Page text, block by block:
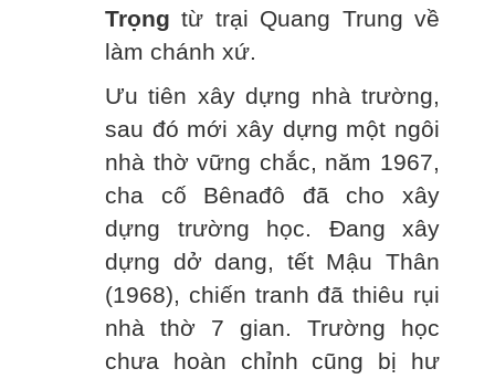
Trọng từ trại Quang Trung về
làm chánh xứ.
Ưu tiên xây dựng nhà trường,
sau đó mới xây dựng một ngôi
nhà thờ vững chắc, năm 1967,
cha cố Bênađô đã cho xây
dựng trường học. Đang xây
dựng dở dang, tết Mậu Thân
(1968), chiến tranh đã thiêu rụi
nhà thờ 7 gian. Trường học
chưa hoàn chỉnh cũng bị hư